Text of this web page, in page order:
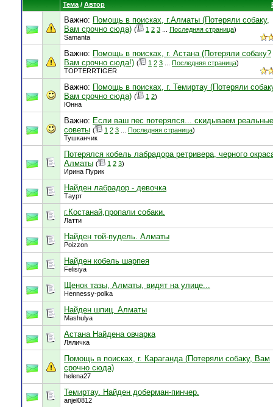
Тема / Автор
Важно: Помощь в поисках, г.Алматы (Потеряли собаку,
Вам срочно сюда) ( 1 2 3 Последняя страница)
Samanta
Важно: Помощь в поисках, г. Астана (Потеряли собаку?
Вам срочно сюда!) ( 1 2 3 Последняя страница)
TOPTERRTIGER
Важно: Помощь в поисках, г. Темиртау (Потеряли
Вам срочно сюда) ( 1 2)
Юнна
Важно: Если ваш пес потерялся... скидываем реальные
советы ( 1 2 3 Последняя страница)
Тушканчик
Потерялся кобель лабрадора ретривера, черного
Алматы ( 1 2 3)
Ирина Пурик
Найден лабрадор - девочка
Таурт
г.Костанай,пропали собаки.
Латти
Найден той-пудель. Алматы
Poizzon
Найден кобель шарпея
Felisiya
Щенок тазы, Алматы, видят на улице...
Hennessy-polka
Найден шпиц. Алматы
Mashulya
Астана Найдена овчарка
Ляличка
Помощь в поисках, г. Караганда (Потеряли собаку, Вам
срочно сюда)
helena27
Темиртау. Найден доберман-пинчер.
anjel0812